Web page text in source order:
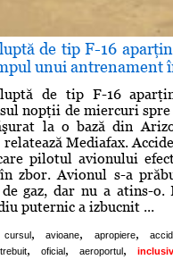
de tip F-16
unui antrenament
de tip F-16
nopţii de miercuri
la o bază din
Mediafax.
pilotul avionului
zbor. Avionul s-a
gaz, dar nu a atins-o.
puternic a izbucnit ...
cursul, avioane, apropiere,
trebuit, oficial, aeroportul, inclusiv